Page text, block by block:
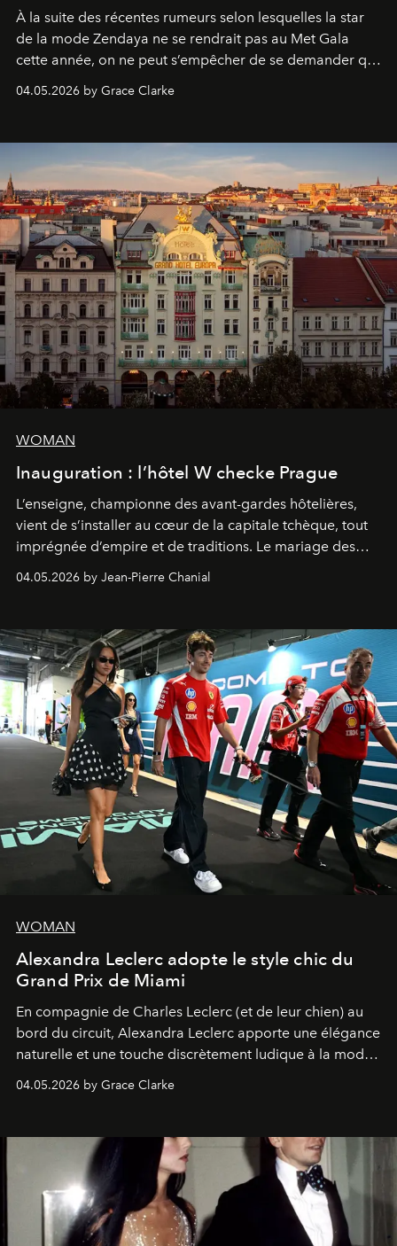
À la suite des récentes rumeurs selon lesquelles la star
de la mode Zendaya ne se rendrait pas au Met Gala
cette année, on ne peut s’empêcher de se demander qui
04.05.2026 by Grace Clarke
WOMAN
Inauguration : l’hôtel W checke Prague
L’enseigne, championne des avant-gardes hôtelières,
vient de s’installer au cœur de la capitale tchèque, tout
imprégnée d’empire et de traditions. Le mariage des
04.05.2026 by Jean-Pierre Chanial
WOMAN
Alexandra Leclerc adopte le style chic du
Grand Prix de Miami
En compagnie de Charles Leclerc (et de leur chien) au
bord du circuit, Alexandra Leclerc apporte une élégance
naturelle et une touche discrètement ludique à la mode
04.05.2026 by Grace Clarke